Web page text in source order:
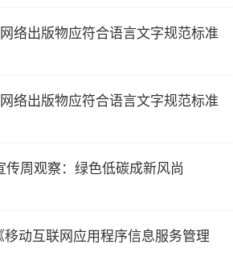
络出版物应符合语言文字规范标准
络出版物应符合语言文字规范标准
传周观察：绿色低碳成新风尚
移动互联网应用程序信息服务管理